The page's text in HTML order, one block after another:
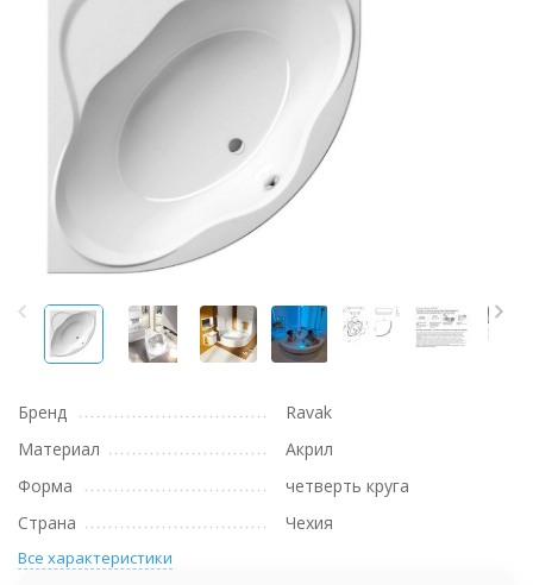
Бренд
Ravak
Материал
Акрил
Форма
четверть круга
Страна
Чехия
Все характеристики